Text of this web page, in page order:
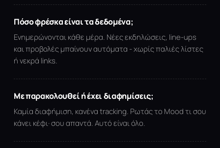
Πόσο φρέσκα είναι τα δεδομένα;
Ενημερώνονται κάθε μέρα. Νέες εκδηλώσεις, line-ups
και προβολές μπαίνουν αυτόματα - χωρίς παλιές λίστες
ή νεκρά links.
Με παρακολουθεί ή έχει διαφημίσεις;
Καμία διαφήμιση, κανένα tracking. Ρωτάς το Mood τι σου
κάνει κέφι· σου απαντά. Αυτό είναι όλο.